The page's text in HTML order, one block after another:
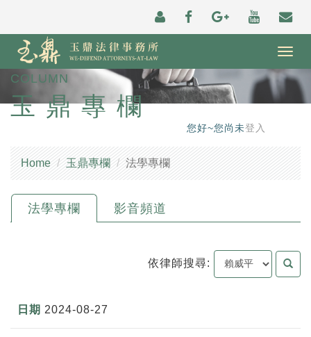
COLUMN
玉鼎專欄
您好~您尚未登入
Home 玉鼎專欄 法學專欄
法學專欄 影音頻道
依律師搜尋:
2024-08-27